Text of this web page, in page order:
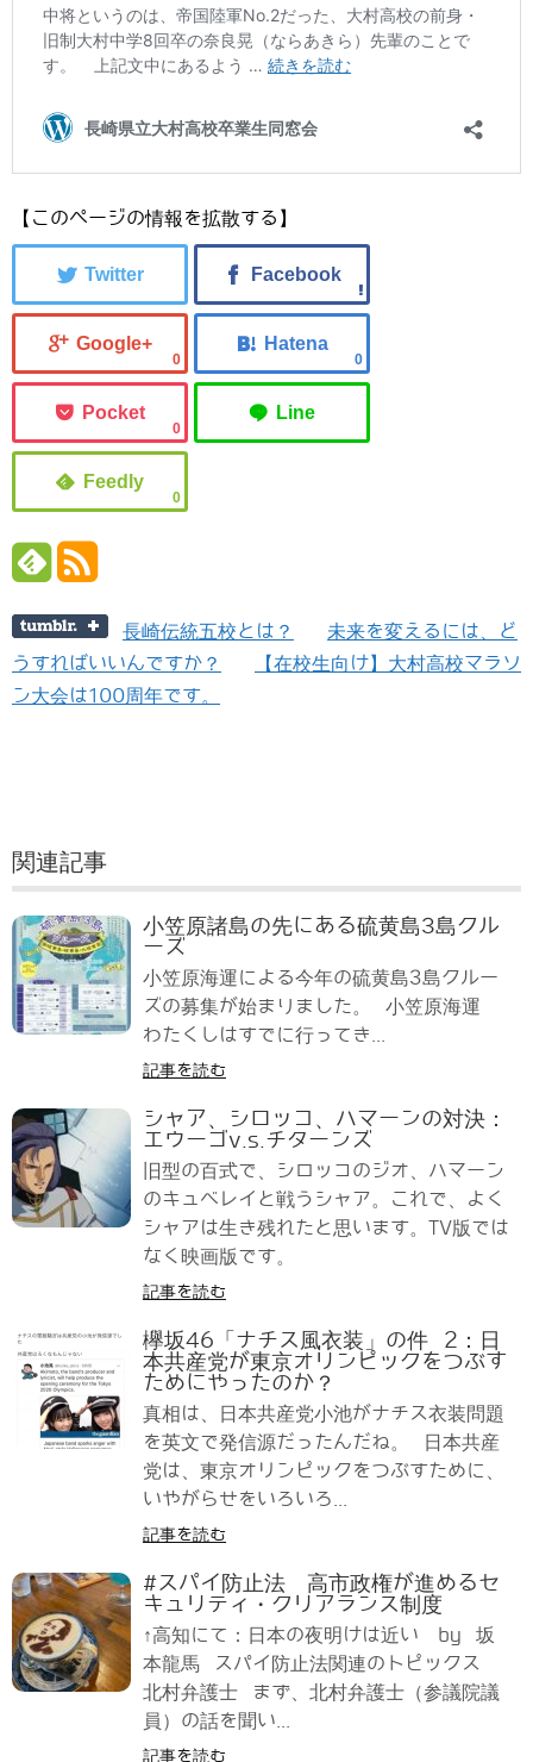
【このページの情報を拡散する】
0 0
0
0
長崎伝統五校とは？
未来を変えるには、ど
うすればいいんですか？
【在校生向け】大村高校マラソ
ン大会は100周年です。
関連記事
小笠原諸島の先にある硫黄島3島クル
ーズ
小笠原海運による今年の硫黄島3島クルー
ズの募集が始まりました。 小笠原海運
わたくしはすでに行ってき...
記事を読む
シャア、シロッコ、ハマーンの対決：
エウーゴv.s.チターンズ
旧型の百式で、シロッコのジオ、ハマーン
のキュベレイと戦うシャア。これで、よく
シャアは生き残れたと思います。TV版では
なく映画版です。
記事を読む
欅坂46「ナチス風衣装」の件 2：日
本共産党が東京オリンピックをつぶす
ためにやったのか？
真相は、日本共産党小池がナチス衣装問題
を英文で発信源だったんだね。 日本共産
党は、東京オリンピックをつぶすために、
いやがらせをいろいろ...
記事を読む
#スパイ防止法 高市政権が進めるセ
キュリティ・クリアランス制度
↑高知にて：日本の夜明けは近い by 坂
本龍馬 スパイ防止法関連のトピックス
北村弁護士 まず、北村弁護士（参議院議
員）の話を聞い...
記事を読む